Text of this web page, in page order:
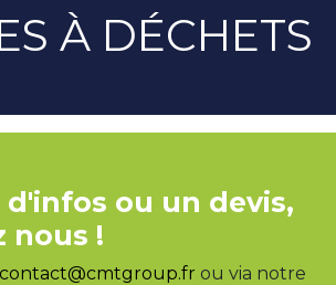
À DÉCHETS
d'infos ou un devis,
nous !
contact@cmtgroup.fr ou via notre